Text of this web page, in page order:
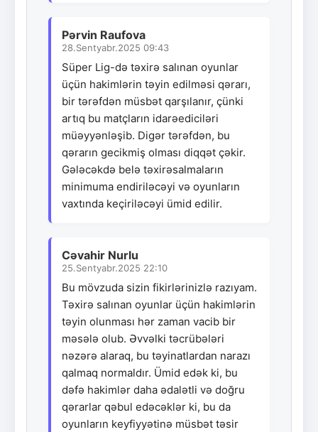
Pərvin Raufova
28.Sentyabr.2025 09:43
Süper Lig-də təxirə salınan oyunlar
üçün hakimlərin təyin edilməsi qərarı,
bir tərəfdən müsbət qarşılanır, çünki
artıq bu matçların idarəediciləri
müəyyənləşib. Digər tərəfdən, bu
qərarın gecikmiş olması diqqət çəkir.
Gələcəkdə belə təxirəsalmaların
minimuma endiriləcəyi və oyunların
vaxtında keçiriləcəyi ümid edilir.
Cəvahir Nurlu
25.Sentyabr.2025 22:10
Bu mövzuda sizin fikirlərinizlə razıyam.
Təxirə salınan oyunlar üçün hakimlərin
təyin olunması hər zaman vacib bir
məsələ olub. Əvvəlki təcrübələri
nəzərə alaraq, bu təyinatlardan narazı
qalmaq normaldır. Ümid edək ki, bu
dəfə hakimlər daha ədalətli və doğru
qərarlar qəbul edəcəklər ki, bu da
oyunların keyfiyyətinə müsbət təsir